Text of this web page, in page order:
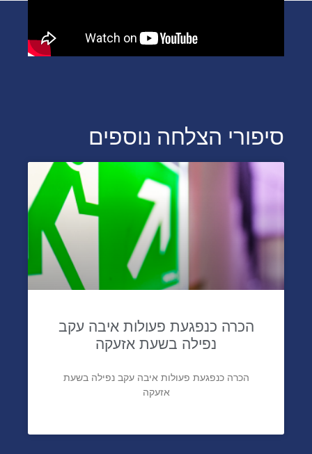
סיפורי הצלחה נוספים
הכרה כנפגעת פעולות איבה עקב
נפילה בשעת אזעקה
הכרה כנפגעת פעולות איבה עקב נפילה בשעת
אזעקה